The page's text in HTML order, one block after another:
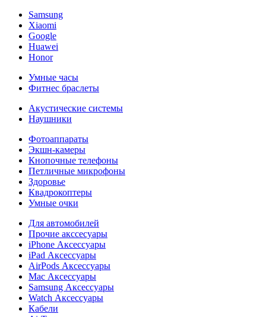
Samsung
Xiaomi
Google
Huawei
Honor
Умные часы
Фитнес браслеты
Акустические системы
Наушники
Фотоаппараты
Экшн-камеры
Кнопочные телефоны
Петличные микрофоны
Здоровье
Квадрокоптеры
Умные очки
Для автомобилей
Прочие акссесуары
iPhone Аксессуары
iPad Аксессуары
AirPods Аксессуары
Mac Аксессуары
Samsung Аксессуары
Watch Аксессуары
Кабели